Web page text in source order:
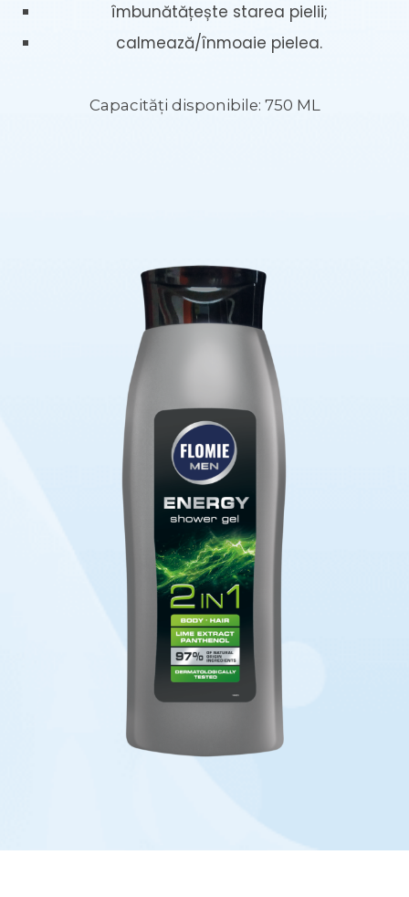
îmbunătățește starea pielii;
calmează/înmoaie pielea.
Capacități disponibile: 750 ML